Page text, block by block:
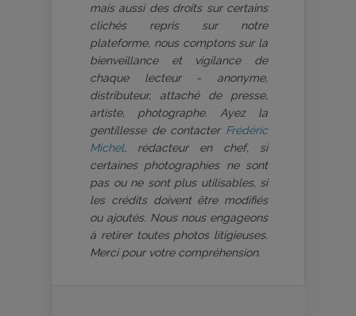
mais aussi des droits sur certains
clichés repris sur notre
plateforme, nous comptons sur la
bienveillance et vigilance de
chaque lecteur - anonyme,
distributeur, attaché de presse,
artiste, photographe. Ayez la
gentillesse de contacter Frédéric
Michel, rédacteur en chef, si
certaines photographies ne sont
pas ou ne sont plus utilisables, si
les crédits doivent être modifiés
ou ajoutés. Nous nous engageons
à retirer toutes photos litigieuses.
Merci pour votre compréhension.